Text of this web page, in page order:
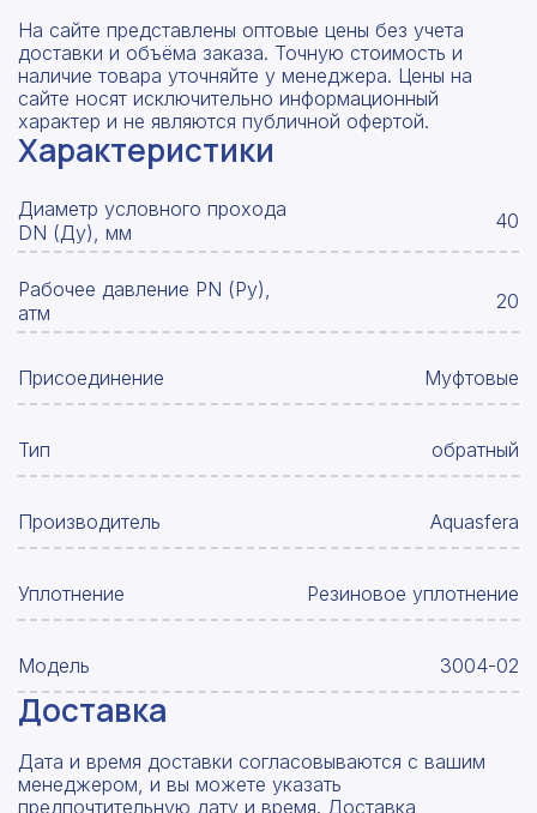
На сайте представлены оптовые цены без учета
доставки и объёма заказа. Точную стоимость и
наличие товара уточняйте у менеджера. Цены на
сайте носят исключительно информационный
характер и не являются публичной офертой.
Характеристики
Диаметр условного прохода
DN (Ду), мм
40
Рабочее давление PN (Ру),
атм
20
Присоединение Муфтовые
Тип обратный
Производитель Aquasfera
Уплотнение Резиновое уплотнение
Модель 3004-02
Доставка
Дата и время доставки согласовываются с вашим
менеджером, и вы можете указать
предпочтительную дату и время. Доставка